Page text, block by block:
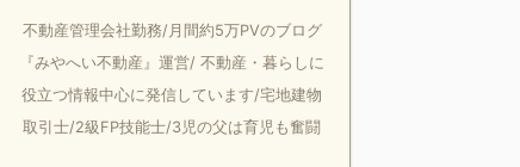
不動産管理会社勤務/月間約5万PVのブログ
『みやへい不動産』運営/ 不動産・暮らしに
役立つ情報中心に発信しています/宅地建物
取引士/2級FP技能士/3児の父は育児も奮闘